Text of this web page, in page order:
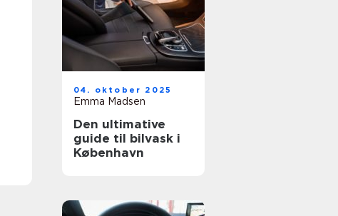
04. oktober 2025
Emma Madsen
Den ultimative
guide til bilvask i
København